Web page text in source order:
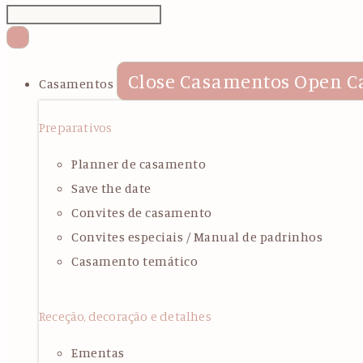
Casamentos Close Casamentos Open
Preparativos
Planner de casamento
Save the date
Convites de casamento
Convites especiais / Manual de padrinhos
Casamento temático
Receção, decoração e detalhes
Ementas